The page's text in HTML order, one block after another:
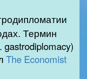
Термин
The Economist